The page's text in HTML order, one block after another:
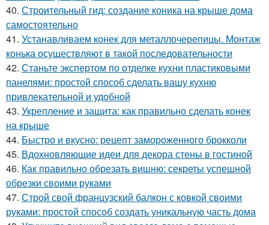
40. Строительный гид: создание коника на крыше дома
самостоятельно
41. Устанавливаем конек для металлочерепицы. Монтаж
конька осуществляют в такой последовательности
42. Станьте экспертом по отделке кухни пластиковыми
панелями: простой способ сделать вашу кухню
привлекательной и удобной
43. Укрепление и защита: как правильно сделать конек
на крыше
44. Быстро и вкусно: рецепт замороженного брокколи
45. Вдохновляющие идеи для декора стены в гостиной
46. Как правильно обрезать вишню: секреты успешной
обрезки своими руками
47. Строй свой французский балкон с ковкой своими
руками: простой способ создать уникальную часть дома